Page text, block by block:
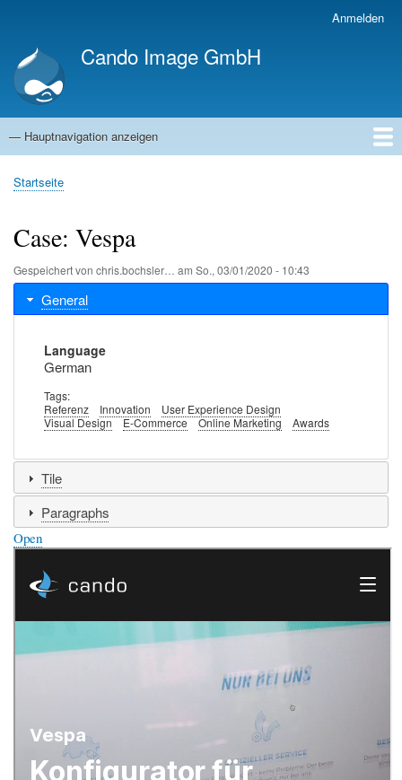
Inhalt
Anmelden
Cando Image GmbH
Hauptnavigation
— Hauptnavigation anzeigen
Startseite
Kompetenzen
Referenzen
Blog
Jobs
Über uns
Pfadnavigation
Startseite
Case: Vespa
Gespeichert von chris.bochsler… am So., 03/01/2020 - 10:43
General
Language
German
Tags
Referenz
Innovation
User Experience Design
Visual Design
E-Commerce Online Marketing Awards
Tile
Paragraphs
Open